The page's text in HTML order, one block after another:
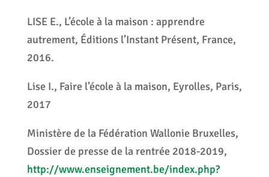
LISE E., L’école à la maison : apprendre
autrement, Éditions l’Instant Présent, France,
2016.
Lise I., Faire l’école à la maison, Eyrolles, Paris,
2017
Ministère de la Fédération Wallonie Bruxelles,
Dossier de presse de la rentrée 2018-2019,
http://www.enseignement.be/index.php?